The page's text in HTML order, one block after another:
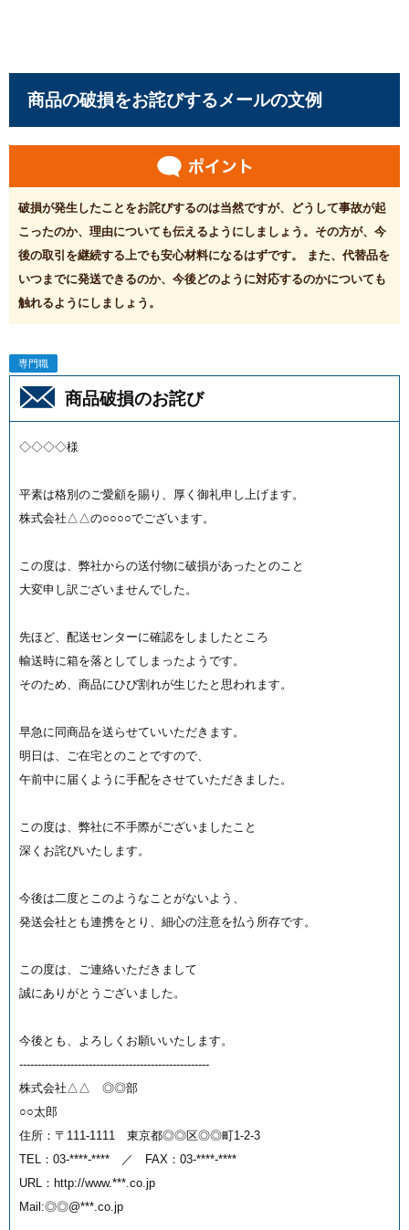
商品の破損をお詫びするメールの文例
破損が発生したことをお詫びするのは当然ですが、どうして事故が起
こったのか、理由についても伝えるようにしましょう。その方が、今
後の取引を継続する上でも安心材料になるはずです。 また、代替品を
いつまでに発送できるのか、今後どのように対応するのかについても
触れるようにしましょう。
専門職
商品破損のお詫び
◇◇◇◇様
平素は格別のご愛顧を賜り、厚く御礼申し上げます。
株式会社△△の○○○○でございます。
この度は、弊社からの送付物に破損があったとのこと
大変申し訳ございませんでした。
先ほど、配送センターに確認をしましたところ
輸送時に箱を落としてしまったようです。
そのため、商品にひび割れが生じたと思われます。
早急に同商品を送らせていいただきます。
明日は、ご在宅とのことですので、
午前中に届くように手配をさせていただきました。
この度は、弊社に不手際がございましたこと
深くお詫びいたします。
今後は二度とこのようなことがないよう、
発送会社とも連携をとり、細心の注意を払う所存です。
この度は、ご連絡いただきまして
誠にありがとうございました。
今後とも、よろしくお願いいたします。
----------------------------------------------------
株式会社△△ ◎◎部
○○太郎
住所：〒111-1111 東京都◎◎区◎◎町1-2-3
TEL：03-****-**** ／ FAX：03-****-****
URL：http://www.***.co.jp
Mail:◎◎@***.co.jp